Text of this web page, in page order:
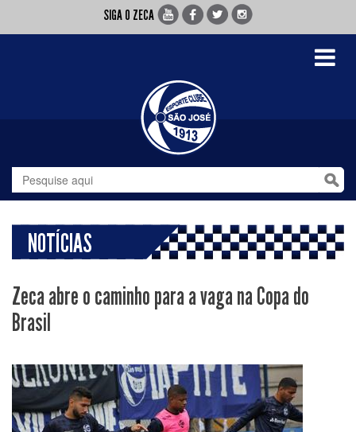
SIGA O ZECA
Toggle
NOTÍCIAS
Zeca abre o caminho para a vaga na Copa do
Brasil